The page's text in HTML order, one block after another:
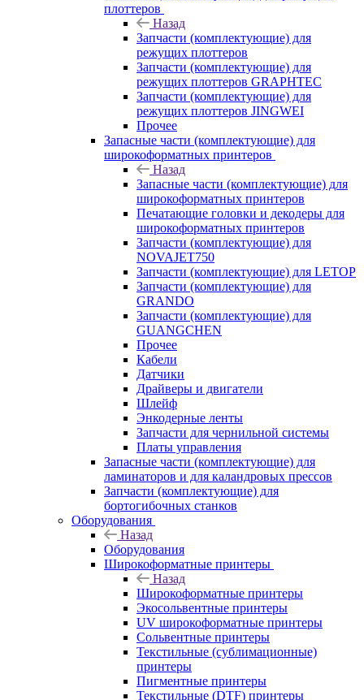
плоттеров
Назад
Запчасти (комплектующие) для
режущих плоттеров
Запчасти (комплектующие) для
режущих плоттеров GRAPHTEC
Запчасти (комплектующие) для
режущих плоттеров JINGWEI
Прочее
Запасные части (комплектующие) для
широкоформатных принтеров
Назад
Запасные части (комплектующие) для
широкоформатных принтеров
Печатающие головки и декодеры для
широкоформатных принтеров
Запчасти (комплектующие) для
NOVAJET750
Запчасти (комплектующие) для LETOP
Запчасти (комплектующие) для
GRANDO
Запчасти (комплектующие) для
GUANGCHEN
Прочее
Кабели
Датчики
Драйверы и двигатели
Шлейф
Энкодерные ленты
Запчасти для чернильной системы
Платы управления
Запасные части (комплектующие) для
ламинаторов и для каландровых прессов
Запчасти (комплектующие) для
бортогибочных станков
Оборудования
Назад
Оборудования
Широкоформатные принтеры
Назад
Широкоформатные принтеры
Экосольвентные принтеры
UV широкоформатные принтеры
Сольвентные принтеры
Текстильные (сублимационные)
принтеры
Пигментные принтеры
Текстильные (DTF) принтеры